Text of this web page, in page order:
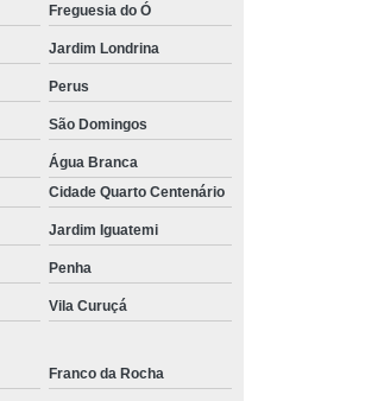
de Empresa
para Empresa
Freguesia do Ó
Jardim Londrina
Perus
São Domingos
Água Branca
Cidade Quarto Centenário
Jardim Iguatemi
Penha
Vila Curuçá
Franco da Rocha